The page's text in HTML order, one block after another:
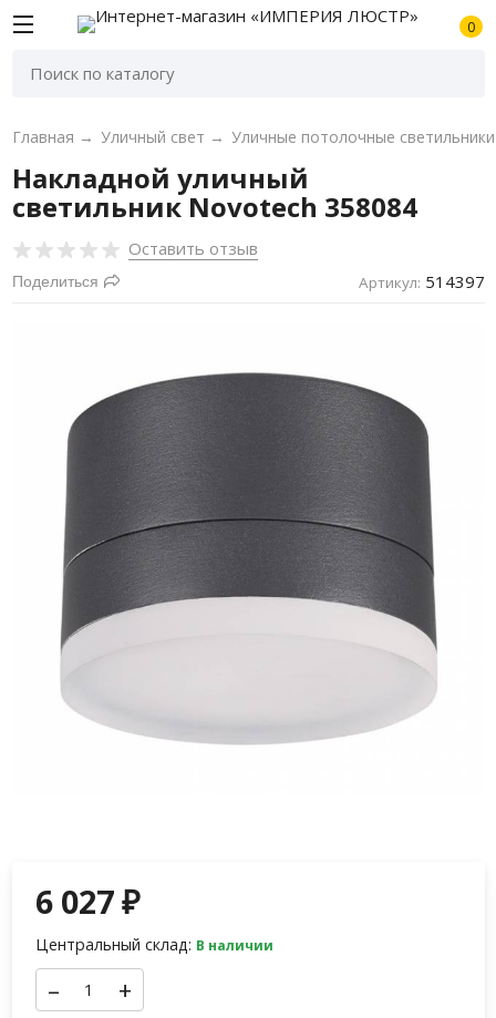
0
Главная → Уличный свет → Уличные потолочные светильники
Накладной уличный
светильник Novotech 358084
Оставить отзыв
Поделиться Артикул: 514397
6 027₽
Центральный склад: В наличии
– +